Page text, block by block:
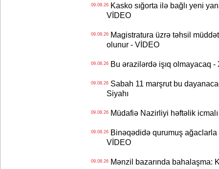
09.08.26Kasko sığorta ilə bağlı yeni
VİDEO
09.08.26Magistratura üzrə təhsil
olunur - VİDEO
09.08.26Bu ərazilərdə işıq olmayacaq
09.08.26Sabah 11 marşrut bu
Siyahı
09.08.26Müdafiə Nazirliyi həftəlik
09.08.26Binəqədidə qurumuş ağaclarla
VİDEO
09.08.26Mənzil bazarında bahalaşma: